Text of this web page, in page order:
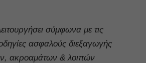
σύμφωνα με τις
ασφαλούς διεξαγωγής
ακροαμάτων & λοιπών